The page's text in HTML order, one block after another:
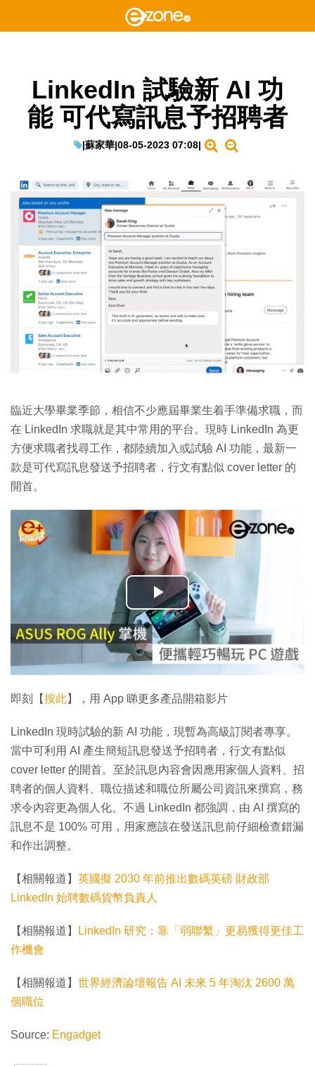
LinkedIn 試驗新 AI 功
能 可代寫訊息予招聘者
|蘇家華|08-05-2023 07:08|
臨近大學畢業季節，相信不少應屆畢業生着手準備求職，而
在 LinkedIn 求職就是其中常用的平台。現時 LinkedIn 為更
方便求職者找尋工作，都陸續加入或試驗 AI 功能，最新一
款是可代寫訊息發送予招聘者，行文有點似 cover letter 的
開首。
播
放
影
片
即刻【按此】，用 App 睇更多產品開箱影片
LinkedIn 現時試驗的新 AI 功能，現暫為高級訂閱者專享。
當中可利用 AI 產生簡短訊息發送予招聘者，行文有點似
cover letter 的開首。至於訊息內容會因應用家個人資料、招
聘者的個人資料、職位描述和職位所屬公司資訊來撰寫，務
求令內容更為個人化。不過 LinkedIn 都強調，由 AI 撰寫的
訊息不是 100% 可用，用家應該在發送訊息前仔細檢查錯漏
和作出調整。
【相關報道】 英國擬 2030 年前推出數碼英磅 財政部
LinkedIn 始聘數碼貨幣負責人
【相關報道】
LinkedIn 研究：靠「弱聯繫」更易獲得更佳工
作機會
【相關報道】 世界經濟論壇報告 AI 未來 5 年淘汰 2600 萬
個職位
Source: Engadget